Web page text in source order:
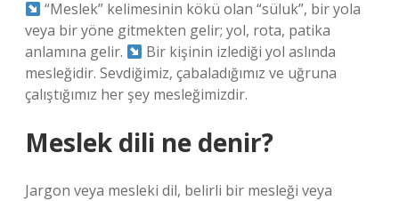
“Meslek” kelimesinin kökü olan “süluk”, bir yola
veya bir yöne gitmekten gelir; yol, rota, patika
anlamına gelir.
Bir kişinin izlediği yol aslında
mesleğidir. Sevdiğimiz, çabaladığımız ve uğruna
çalıştığımız her şey mesleğimizdir.
Meslek dili ne denir?
Jargon veya mesleki dil, belirli bir mesleği veya